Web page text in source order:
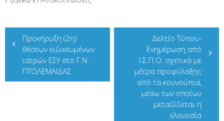
Πλοήγηση
άρθρων
Προκήρυξη (2η)
θέσεων ειδικευμένων
ιατρών ΕΣΥ στο Γ.Ν.
ΠΤΟΛΕΜΑΪΔΑΣ
Δελτίο Τύπου-
Ενημέρωση από
Ι.Σ.Π.Ο. σχετικά με
μέτρα προφύλαξης
από τα κουνούπια,
μέσω των οποίων
μεταδίδεται η
ελονοσία